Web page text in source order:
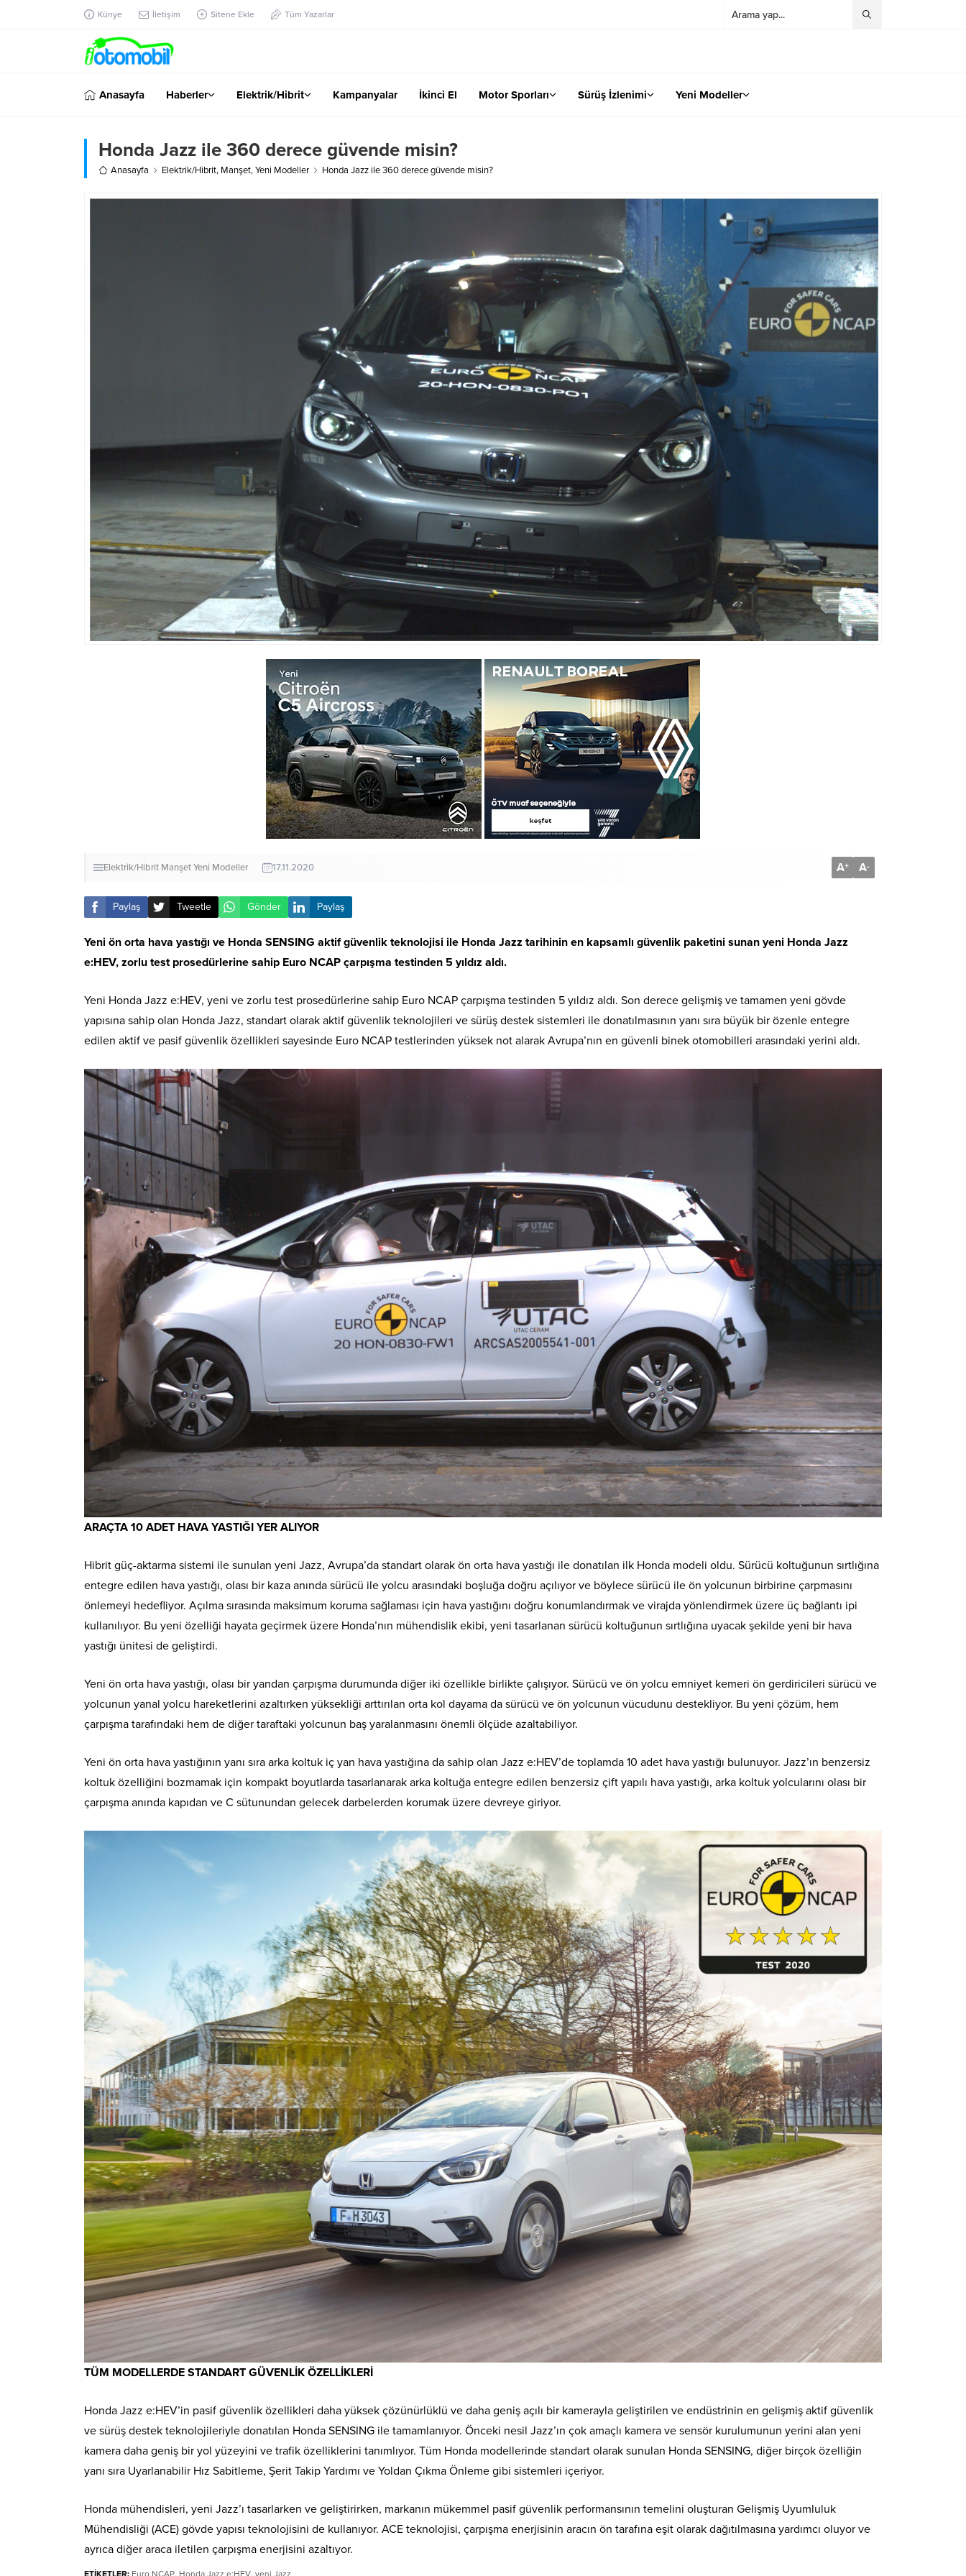
Künye İletişim Sitene Ekle Tüm Yazarlar
Anasayfa Haberler Elektrik/Hibrit Kampanyalar İkinci El Motor Sporları Sürüş İzlenimi Yeni Modeller
Honda Jazz ile 360 derece güvende misin?
Anasayfa Elektrik/Hibrit, Manşet,Yeni Modeller Honda Jazz ile 360 derece güvende misin?
Elektrik/Hibrit ManşetYeni Modeller 17.11.2020 A+ A-
Paylaş Tweetle Gönder Paylaş
Yeni ön orta hava yastığı ve Honda SENSING aktif güvenlik teknolojisi ile Honda Jazz tarihinin en kapsamlı güvenlik paketini sunan yeni Honda Jazz
e:HEV, zorlu test prosedürlerine sahip Euro NCAP çarpışma testinden 5 yıldız aldı.
Yeni Honda Jazz e:HEV, yeni ve zorlu test prosedürlerine sahip Euro NCAP çarpışma testinden 5 yıldız aldı. Son derece gelişmiş ve tamamen yeni gövde
yapısına sahip olan Honda Jazz, standart olarak aktif güvenlik teknolojileri ve sürüş destek sistemleri ile donatılmasının yanı sıra büyük bir özenle entegre
edilen aktif ve pasif güvenlik özellikleri sayesinde Euro NCAP testlerinden yüksek not alarak Avrupa’nın en güvenli binek otomobilleri arasındaki yerini aldı.
ARAÇTA 10 ADET HAVA YASTIĞI YER ALIYOR
Hibrit güç-aktarma sistemi ile sunulan yeni Jazz, Avrupa’da standart olarak ön orta hava yastığı ile donatılan ilk Honda modeli oldu. Sürücü koltuğunun sırtlığına
entegre edilen hava yastığı, olası bir kaza anında sürücü ile yolcu arasındaki boşluğa doğru açılıyor ve böylece sürücü ile ön yolcunun birbirine çarpmasını
önlemeyi hedefliyor. Açılma sırasında maksimum koruma sağlaması için hava yastığını doğru konumlandırmak ve virajda yönlendirmek üzere üç bağlantı ipi
kullanılıyor. Bu yeni özelliği hayata geçirmek üzere Honda’nın mühendislik ekibi, yeni tasarlanan sürücü koltuğunun sırtlığına uyacak şekilde yeni bir hava
yastığı ünitesi de geliştirdi.
Yeni ön orta hava yastığı, olası bir yandan çarpışma durumunda diğer iki özellikle birlikte çalışıyor. Sürücü ve ön yolcu emniyet kemeri ön gerdiricileri sürücü ve
yolcunun yanal yolcu hareketlerini azaltırken yüksekliği arttırılan orta kol dayama da sürücü ve ön yolcunun vücudunu destekliyor. Bu yeni çözüm, hem
çarpışma tarafındaki hem de diğer taraftaki yolcunun baş yaralanmasını önemli ölçüde azaltabiliyor.
Yeni ön orta hava yastığının yanı sıra arka koltuk iç yan hava yastığına da sahip olan Jazz e:HEV’de toplamda 10 adet hava yastığı bulunuyor. Jazz’ın benzersiz
koltuk özelliğini bozmamak için kompakt boyutlarda tasarlanarak arka koltuğa entegre edilen benzersiz çift yapılı hava yastığı, arka koltuk yolcularını olası bir
çarpışma anında kapıdan ve C sütunundan gelecek darbelerden korumak üzere devreye giriyor.
TÜM MODELLERDE STANDART GÜVENLİK ÖZELLİKLERİ
Honda Jazz e:HEV’in pasif güvenlik özellikleri daha yüksek çözünürlüklü ve daha geniş açılı bir kamerayla geliştirilen ve endüstrinin en gelişmiş aktif güvenlik
ve sürüş destek teknolojileriyle donatılan Honda SENSING ile tamamlanıyor. Önceki nesil Jazz’ın çok amaçlı kamera ve sensör kurulumunun yerini alan yeni
kamera daha geniş bir yol yüzeyini ve trafik özelliklerini tanımlıyor. Tüm Honda modellerinde standart olarak sunulan Honda SENSING, diğer birçok özelliğin
yanı sıra Uyarlanabilir Hız Sabitleme, Şerit Takip Yardımı ve Yoldan Çıkma Önleme gibi sistemleri içeriyor.
Honda mühendisleri, yeni Jazz’ı tasarlarken ve geliştirirken, markanın mükemmel pasif güvenlik performansının temelini oluşturan Gelişmiş Uyumluluk
Mühendisliği (ACE) gövde yapısı teknolojisini de kullanıyor. ACE teknolojisi, çarpışma enerjisinin aracın ön tarafına eşit olarak dağıtılmasına yardımcı oluyor ve
ayrıca diğer araca iletilen çarpışma enerjisini azaltıyor.